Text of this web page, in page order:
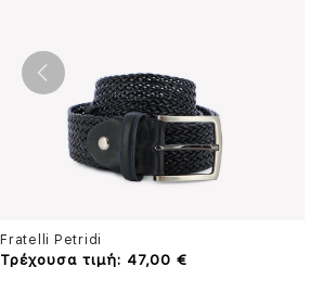
Fratelli Petridi
Τρέχουσα τιμή: 47,00 €